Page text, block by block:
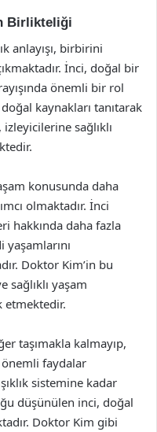
Birlikteliği
anlayışı, birbirini
İnci, doğal bir
önemli bir rol
kaynakları tanıtarak
sağlıklı
konusunda daha
olmaktadır. İnci
hakkında daha fazla
Doktor Kim’in bu
yaşam
taşımakla kalmayıp,
önemli faydalar
sistemine kadar
düşünülen inci, doğal
Doktor Kim gibi